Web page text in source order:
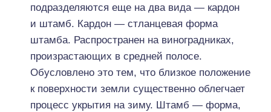
подразделяются еще на два вида — кардон
и штамб. Кардон — стланцевая форма
штамба. Распространен на виноградниках,
произрастающих в средней полосе.
Обусловлено это тем, что близкое положение
к поверхности земли существенно облегчает
процесс укрытия на зиму. Штамб — форма,